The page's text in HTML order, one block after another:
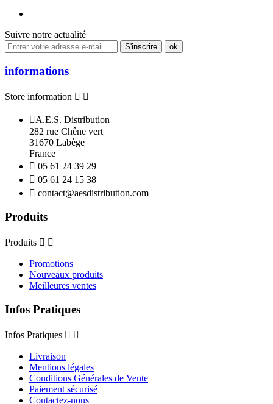
Suivre notre actualité
informations
Store information  
A.E.S. Distribution
282 rue Chêne vert
31670 Labège
France
 05 61 24 39 29
 05 61 24 15 38
 contact@aesdistribution.com
Produits
Produits  
Promotions
Nouveaux produits
Meilleures ventes
Infos Pratiques
Infos Pratiques  
Livraison
Mentions légales
Conditions Générales de Vente
Paiement sécurisé
Contactez-nous